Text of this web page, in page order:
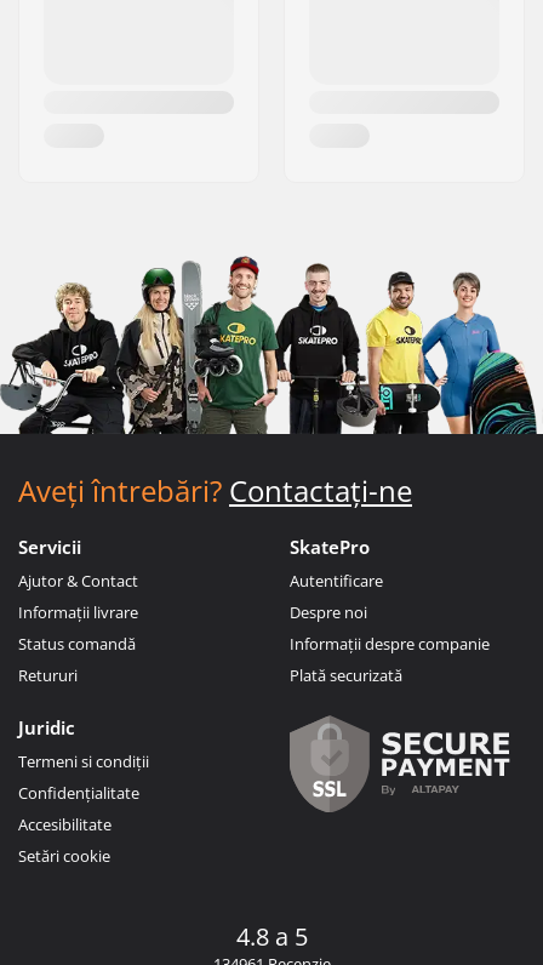
Aveți întrebări? Contactați-ne
Servicii
Ajutor & Contact
Informații livrare
Status comandă
Retururi
SkatePro
Autentificare
Despre noi
Informații despre companie
Plată securizată
Juridic
Termeni si condiții
Confidențialitate
Accesibilitate
Setări cookie
4.8 a 5